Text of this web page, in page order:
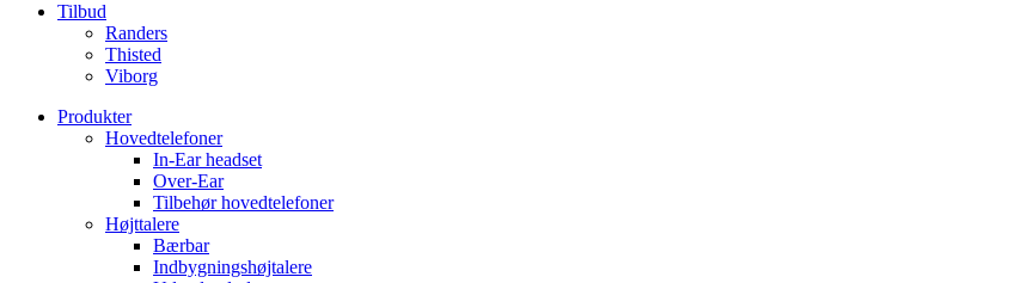
Tilbud
Randers
Thisted
Viborg
Produkter
Hovedtelefoner
In-Ear headset
Over-Ear
Tilbehør hovedtelefoner
Højttalere
Bærbar
Indbygningshøjtalere